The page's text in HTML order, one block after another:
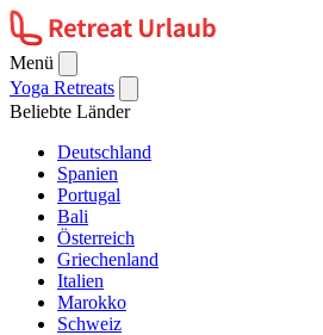
Menü
Yoga Retreats
Beliebte Länder
Deutschland
Spanien
Portugal
Bali
Österreich
Griechenland
Italien
Marokko
Schweiz